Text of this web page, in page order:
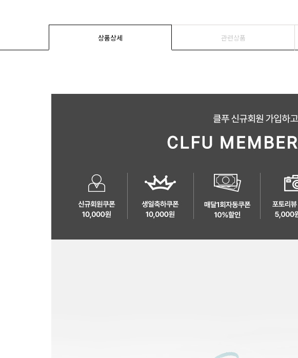
상품상세 관련상품